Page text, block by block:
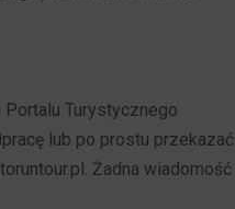
Turystycznego
lub po prostu przekazać
Żadna wiadomość